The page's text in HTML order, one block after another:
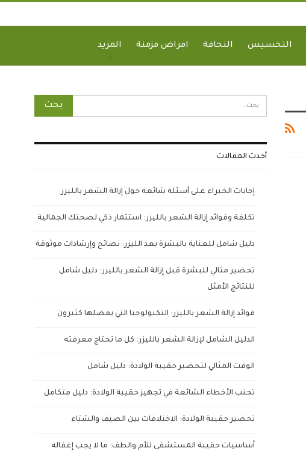
التخسيس النحافة امراض مزمنة المزيد
أحدث المقالات
إجابات الخبراء على أسئلة شائعة حول إزالة الشعر بالليزر
تكلفة وفوائد إزالة الشعر بالليزر: استثمار ذكي لصحتك الجمالية
دليل شامل للعناية بالبشرة بعد الليزر: نصائح وإرشادات موثوقة
تحضير مثالي للبشرة قبل إزالة الشعر بالليزر: دليل شامل
للنتائج الأمثل
فوائد إزالة الشعر بالليزر: التكنولوجيا التي يفضلها كثيرون
الدليل الشامل لإزالة الشعر بالليزر: كل ما تحتاج معرفته
الوقت المثالي لتحضير حقيبة الولادة: دليل شامل
تجنب الأخطاء الشائعة في تجهيز حقيبة الولادة: دليل متكامل
تحضير حقيبة الولادة: الاختلافات بين الصيف والشتاء
أساسيات حقيبة المستشفى للأم والطف: ما لا يجب إغفاله